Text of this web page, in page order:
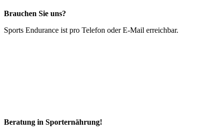
Brauchen Sie uns?
Sports Endurance ist pro Telefon oder E-Mail erreichbar.
Beratung in Sporternährung!